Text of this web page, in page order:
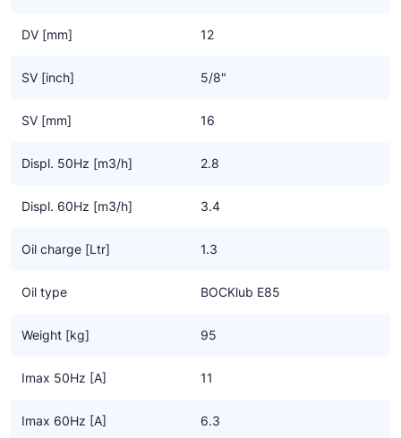
Specificaties
• Duurzame compressor design
mogelijk toepassingen
oliepomp
geluidsarm
• CO2 applicaties vragen om een nieuw soort systeem en
• Het is nog geen algemene oplossing voor het vervangen van
• De aanwijzingen in de handleiding voor het installeren van CO2
• We benadrukken dat alle beschikbare informatie gebaseerd is
DV [mm] 12
SV [inch] 5/8"
SV [mm] 16
Displ. 50Hz [m3/h] 2.8
Displ. 60Hz [m3/h] 3.4
Oil charge [Ltr] 1.3
Oil type BOCKlub E85
Weight [kg] 95
Imax 50Hz [A] 11
Imax 60Hz [A] 6.3